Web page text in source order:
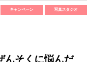
キャンペーン 写真スタジオ
んそくに悩んだ